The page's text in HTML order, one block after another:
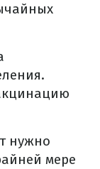
нужно
мере